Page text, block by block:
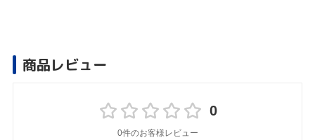
商品レビュー
0
0件のお客様レビュー